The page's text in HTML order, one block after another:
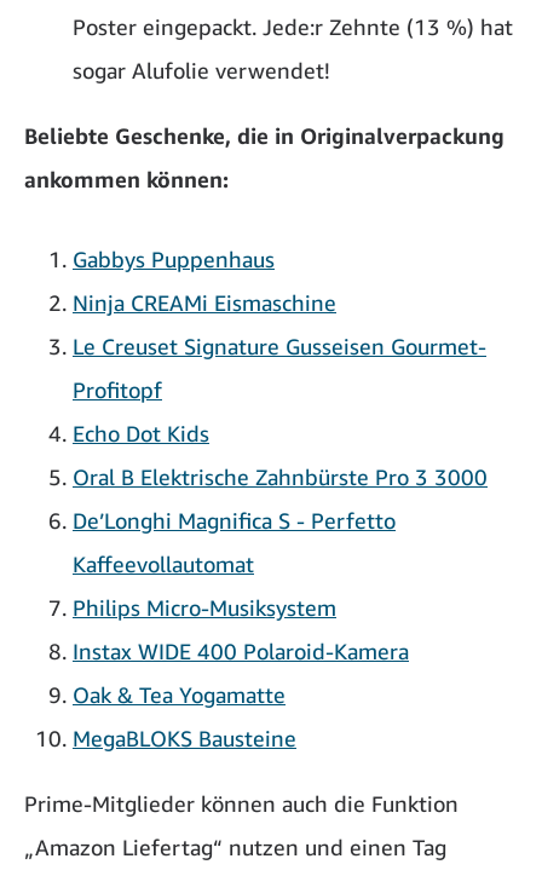
Poster eingepackt. Jede:r Zehnte (13 %) hat
sogar Alufolie verwendet!
Beliebte Geschenke, die in Originalverpackung
ankommen können:
Gabbys Puppenhaus
Ninja CREAMi Eismaschine
Le Creuset Signature Gusseisen Gourmet-
Profitopf
Echo Dot Kids
Oral B Elektrische Zahnbürste Pro 3 3000
De’Longhi Magnifica S - Perfetto
Kaffeevollautomat
Philips Micro-Musiksystem
Instax WIDE 400 Polaroid-Kamera
Oak & Tea Yogamatte
MegaBLOKS Bausteine
Prime-Mitglieder können auch die Funktion
„Amazon Liefertag“ nutzen und einen Tag